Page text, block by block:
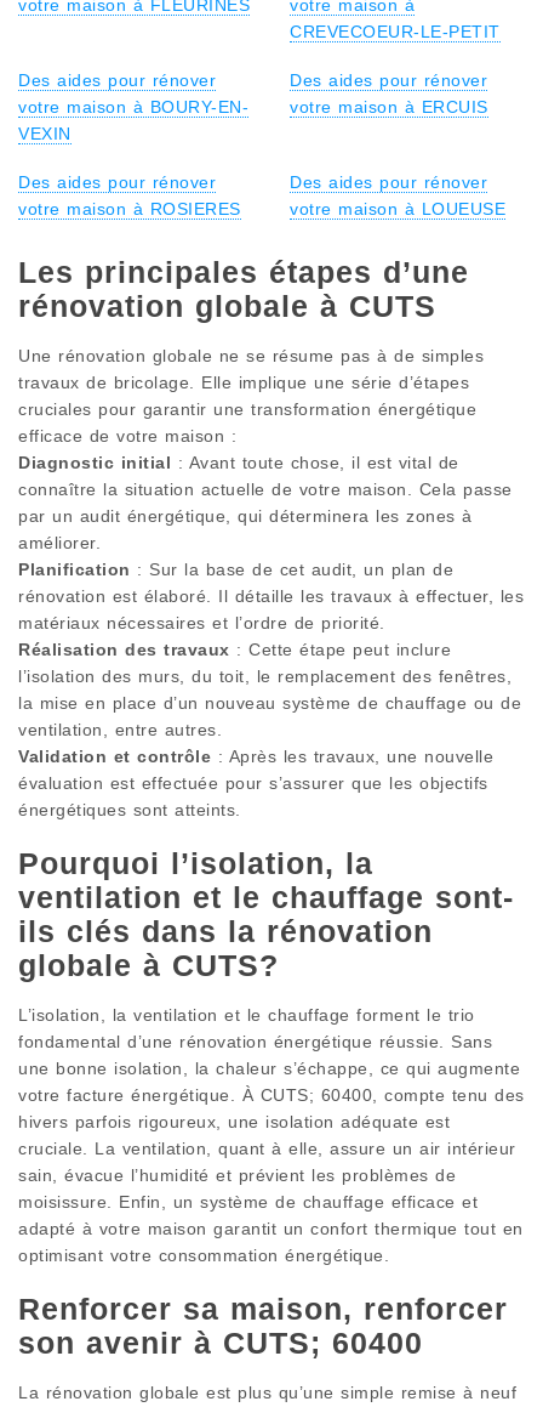
votre maison à FLEURINES
votre maison à
CREVECOEUR-LE-PETIT
Des aides pour rénover
votre maison à BOURY-EN-
VEXIN
Des aides pour rénover
votre maison à ERCUIS
Des aides pour rénover
votre maison à ROSIERES
Des aides pour rénover
votre maison à LOUEUSE
Les principales étapes d’une
rénovation globale à CUTS
Une rénovation globale ne se résume pas à de simples
travaux de bricolage. Elle implique une série d’étapes
cruciales pour garantir une transformation énergétique
efficace de votre maison :
Diagnostic initial : Avant toute chose, il est vital de
connaître la situation actuelle de votre maison. Cela passe
par un audit énergétique, qui déterminera les zones à
améliorer.
Planification : Sur la base de cet audit, un plan de
rénovation est élaboré. Il détaille les travaux à effectuer, les
matériaux nécessaires et l’ordre de priorité.
Réalisation des travaux : Cette étape peut inclure
l’isolation des murs, du toit, le remplacement des fenêtres,
la mise en place d’un nouveau système de chauffage ou de
ventilation, entre autres.
Validation et contrôle : Après les travaux, une nouvelle
évaluation est effectuée pour s’assurer que les objectifs
énergétiques sont atteints.
Pourquoi l’isolation, la
ventilation et le chauffage sont-
ils clés dans la rénovation
globale à CUTS?
L’isolation, la ventilation et le chauffage forment le trio
fondamental d’une rénovation énergétique réussie. Sans
une bonne isolation, la chaleur s’échappe, ce qui augmente
votre facture énergétique. À CUTS; 60400, compte tenu des
hivers parfois rigoureux, une isolation adéquate est
cruciale. La ventilation, quant à elle, assure un air intérieur
sain, évacue l’humidité et prévient les problèmes de
moisissure. Enfin, un système de chauffage efficace et
adapté à votre maison garantit un confort thermique tout en
optimisant votre consommation énergétique.
Renforcer sa maison, renforcer
son avenir à CUTS; 60400
La rénovation globale est plus qu’une simple remise à neuf